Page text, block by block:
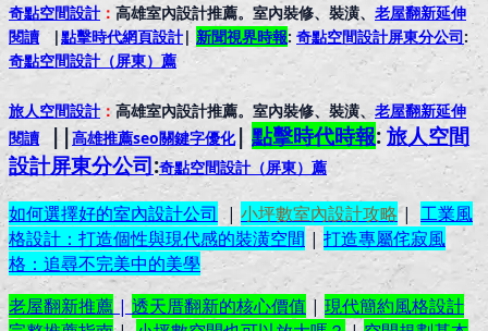
奇點空間設計： 高雄室內設計推薦。室內裝修、裝潢、 老屋翻新延伸
閱讀 |點擊時代網頁設計| 新聞視界時報: 奇點空間設計屏東分公司:
奇點空間設計（屏東） 薦
旅人空間設計： 高雄室內設計推薦。室內裝修、裝潢、老屋翻新延伸
閱讀||高雄推薦seo關鍵字優化| 點擊時代時報: 旅人空間
設計屏東分公司:奇點空間設計（屏東） 薦
如何選擇好的室內設計公司 | 小坪數室內設計攻略| 工業風
格設計：打造個性與現代感的裝潢空間 | 打造專屬侘寂風
格：追尋不完美中的美學
老屋翻新推薦 |透天厝翻新的核心價值 | 現代簡約風格設計